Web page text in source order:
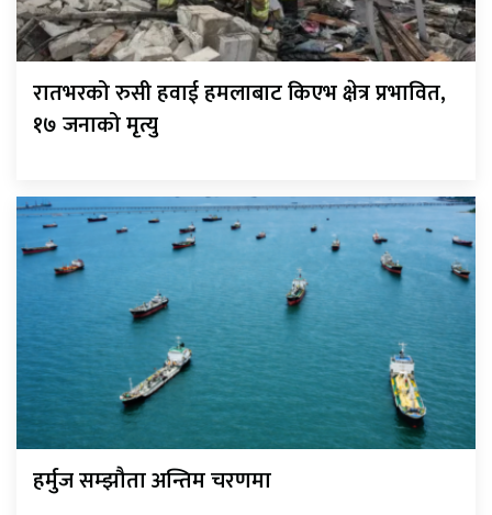
रातभरको रुसी हवाई हमलाबाट किएभ क्षेत्र प्रभावित,
१७ जनाको मृत्यु
हर्मुज सम्झौता अन्तिम चरणमा